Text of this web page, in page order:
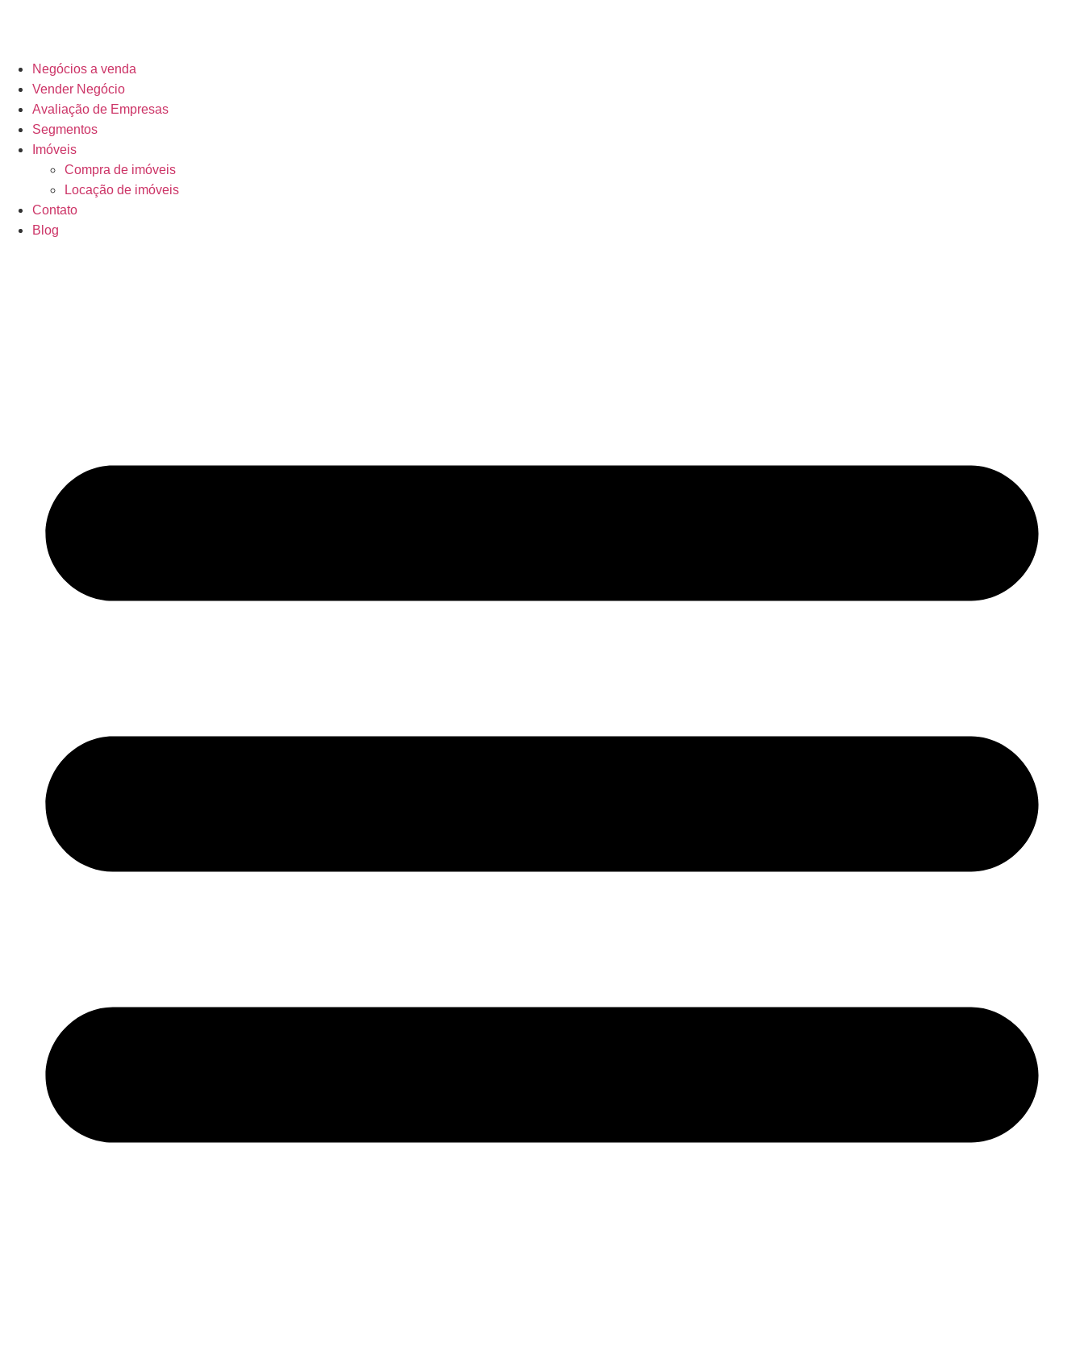
Negócios a venda
Vender Negócio
Avaliação de Empresas
Segmentos
Imóveis
Compra de imóveis
Locação de imóveis
Contato
Blog